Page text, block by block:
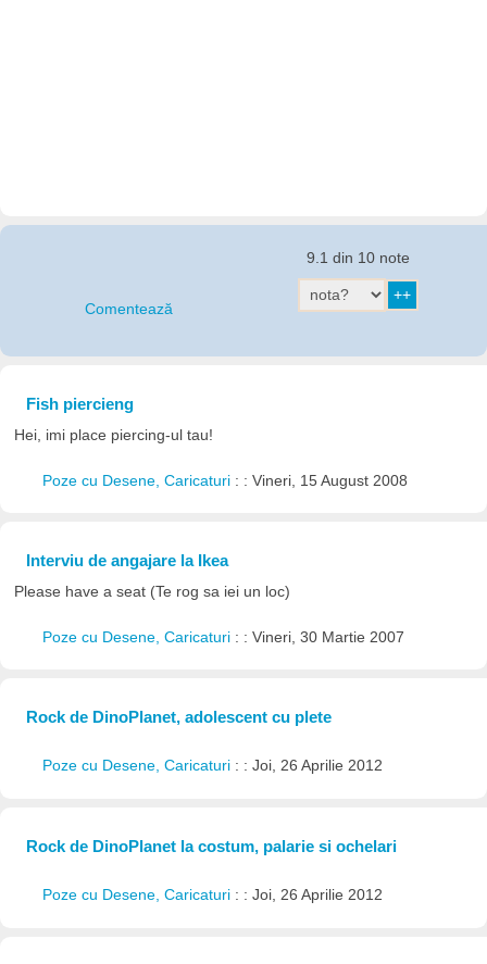
Comentează
9.1 din 10 note
Fish piercieng
Hei, imi place piercing-ul tau!
Poze cu Desene, Caricaturi : : Vineri, 15 August 2008
Interviu de angajare la Ikea
Please have a seat (Te rog sa iei un loc)
Poze cu Desene, Caricaturi : : Vineri, 30 Martie 2007
Rock de DinoPlanet, adolescent cu plete
Poze cu Desene, Caricaturi : : Joi, 26 Aprilie 2012
Rock de DinoPlanet la costum, palarie si ochelari
Poze cu Desene, Caricaturi : : Joi, 26 Aprilie 2012